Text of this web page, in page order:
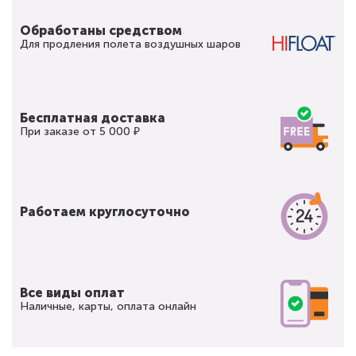
Обработаны средством
Для продления полета воздушных шаров
Бесплатная доставка
При заказе от 5 000 ₽
Работаем круглосуточно
Все виды оплат
Наличные, карты, оплата онлайн